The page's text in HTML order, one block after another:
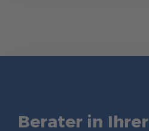
Berater in Ihrer